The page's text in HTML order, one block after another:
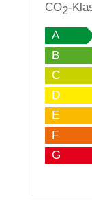
CO2-
A
B
C
D
E
F
G